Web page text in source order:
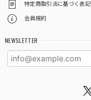
特定商取引法に基づく表記
会員規約
NEWSLETTER